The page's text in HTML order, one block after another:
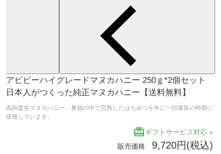
アピビーハイグレードマヌカハニー 250ｇ*2個セット
日本人がつくった純正マヌカハニー【送料無料】
高純度生マヌカハニー。巣箱の中で完熟したはちみつを年に一回最良の時期に
収穫しています。
redeemギフトサービス対応 »
販売価格 9,720円(税込)